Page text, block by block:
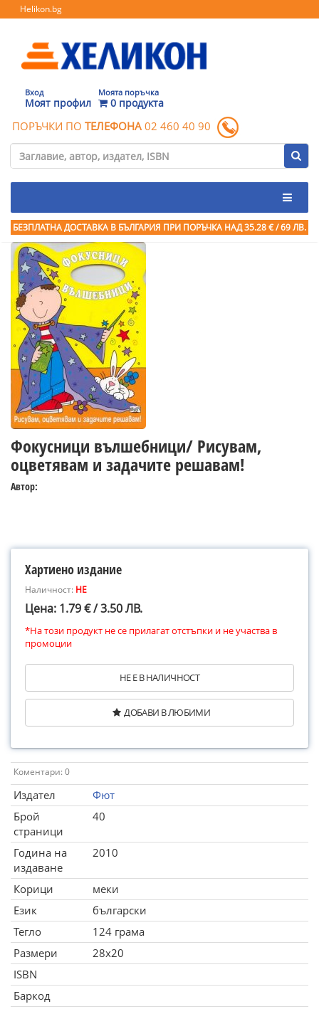
Helikon.bg
Вход
Моят профил
Моята поръчка
0 продукта
ПОРЪЧКИ ПО ТЕЛЕФОНА 02 460 40 90
БЕЗПЛАТНА ДОСТАВКА В БЪЛГАРИЯ ПРИ ПОРЪЧКА НАД 35.28 € / 69 ЛВ.
Фокусници вълшебници/ Рисувам,
оцветявам и задачите решавам!
Автор:
Хартиено издание
Наличност: НЕ
Цена: 1.79 € / 3.50 ЛВ.
*На този продукт не се прилагат отстъпки и не участва в
промоции
НЕ Е В НАЛИЧНОСТ
ДОБАВИ В ЛЮБИМИ
Коментари: 0
Издател
Фют
Брой
страници
40
Година на
издаване
2010
Корици
меки
Език
български
Тегло
124 грама
Размери
28x20
ISBN
Баркод